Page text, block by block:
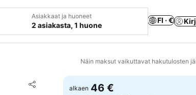
Asiakkaat ja huoneet
2 asiakasta, 1 huone
FI · €
Näin maksut vaikuttavat hakutulosten
Jaa
Lisää suosikkeihin
alkaen 46 €